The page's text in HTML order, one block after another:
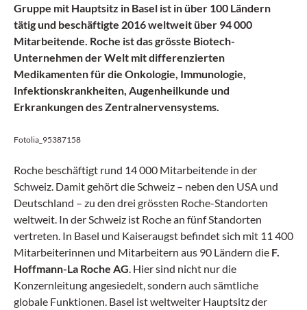
Gruppe mit Hauptsitz in Basel ist in über 100 Ländern
tätig und beschäftigte 2016 weltweit über 94 000
Mitarbeitende. Roche ist das grösste Biotech-
Unternehmen der Welt mit differenzierten
Medikamenten für die Onkologie, Immunologie,
Infektionskrankheiten, Augenheilkunde und
Erkrankungen des Zentralnervensystems.
Fotolia_95387158
Roche beschäftigt rund 14 000 Mitarbeitende in der
Schweiz. Damit gehört die Schweiz – neben den USA und
Deutschland – zu den drei grössten Roche-Standorten
weltweit. In der Schweiz ist Roche an fünf Standorten
vertreten. In Basel und Kaiseraugst befindet sich mit 11 400
Mitarbeiterinnen und Mitarbeitern aus 90 Ländern die F.
Hoffmann-La Roche AG . Hier sind nicht nur die
Konzernleitung angesiedelt, sondern auch sämtliche
globale Funktionen. Basel ist weltweiter Hauptsitz der